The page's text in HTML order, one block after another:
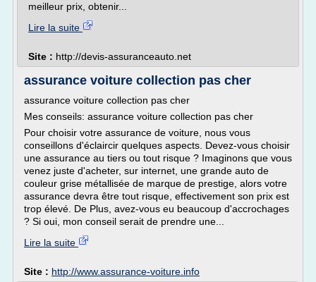
meilleur prix, obtenir...
Lire la suite
Site : http://devis-assuranceauto.net
assurance voiture collection pas cher
assurance voiture collection pas cher
Mes conseils: assurance voiture collection pas cher
Pour choisir votre assurance de voiture, nous vous
conseillons d'éclaircir quelques aspects. Devez-vous choisir
une assurance au tiers ou tout risque ? Imaginons que vous
venez juste d'acheter, sur internet, une grande auto de
couleur grise métallisée de marque de prestige, alors votre
assurance devra être tout risque, effectivement son prix est
trop élevé. De Plus, avez-vous eu beaucoup d'accrochages
? Si oui, mon conseil serait de prendre une...
Lire la suite
Site : http://www.assurance-voiture.info